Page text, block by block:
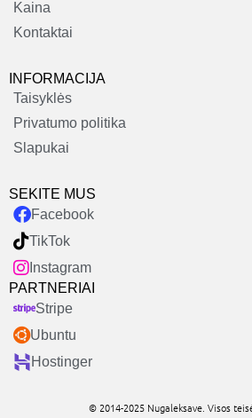
Kaina
Kontaktai
INFORMACIJA
Taisyklės
Privatumo politika
Slapukai
SEKITE MUS
Facebook
TikTok
Instagram
PARTNERIAI
Stripe
Ubuntu
Hostinger
© 2014-2025 Nugaleksave. Visos